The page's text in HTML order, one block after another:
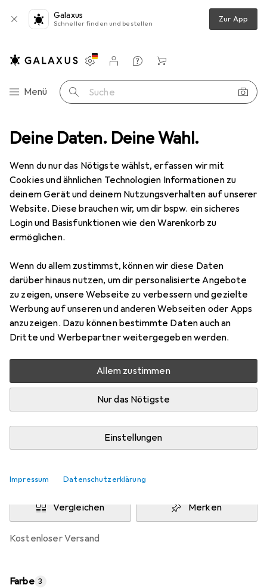
Deine Daten. Deine Wahl.
Wenn du nur das Nötigste wählst, erfassen wir mit
Cookies und ähnlichen Technologien Informationen zu
deinem Gerät und deinem Nutzungsverhalten auf unserer
Website. Diese brauchen wir, um dir bspw. ein sicheres
Login und Basisfunktionen wie den Warenkorb zu
ermöglichen.
Wenn du allem zustimmst, können wir diese Daten
darüber hinaus nutzen, um dir personalisierte Angebote
zu zeigen, unsere Webseite zu verbessern und gezielte
Werbung auf unseren und anderen Webseiten oder Apps
anzuzeigen. Dazu können bestimmte Daten auch an
Dritte und Werbepartner weitergegeben werden.
Allem zustimmen
Nur das Nötigste
Einstellungen
Impressum Datenschutzerklärung
Galaxus
Schneller finden und bestellen Zur App
Navigation nach Kategorien
Menü Suche
Einstellungen
Kundenkonto
Vergleichslisten
Merklisten
Warenkorb
L&S LED-Anbauleuchten 2-er Set Area Light, Leseleuchte 12 V
5 Bilder
L&S LED-Anbauleuchten 2-er Set
Area Light, Leseleuchte 12 V
150 lm
Preis in EUR inkl. MwSt.
EUR
159,–
Mehr von L&S
Zwischen Di, 11.8. und Mi, 12.8. geliefert
Nur 2 Stück an Lager beim Lieferanten
Lieferort angeben für genaue Lieferzeit
In den Warenkorb
Vergleichen Merken
kostenloser Versand
Farbe 3